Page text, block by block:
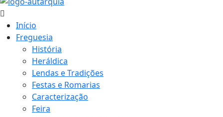
Início
Freguesia
História
Heráldica
Lendas e Tradições
Festas e Romarias
Caracterização
Feira